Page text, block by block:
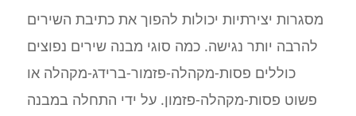
מסגרות יצירתיות יכולות להפוך את כתיבת השירים
להרבה יותר נגישה. כמה סוגי מבנה שירים נפוצים
כוללים פסות-מקהלה-פזמור-ברידג-מקהלה או
פשוט פסות-מקהלה-פזמון. על ידי התחלה במבנה